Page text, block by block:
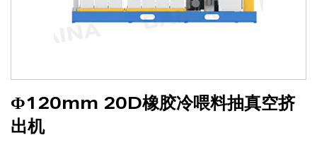
Ф120mm 20D橡胶冷喂料抽真空挤
出机